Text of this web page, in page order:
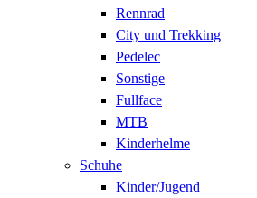
Rennrad
City und Trekking
Pedelec
Sonstige
Fullface
MTB
Kinderhelme
Schuhe
Kinder/Jugend